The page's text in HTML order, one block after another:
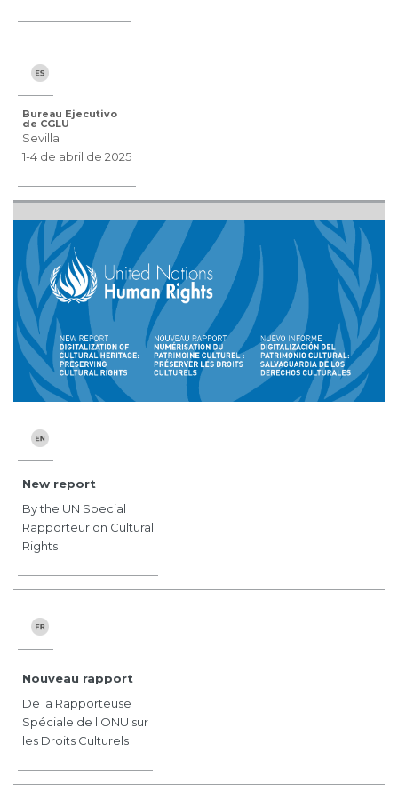
Bureau Ejecutivo
de CGLU
Sevilla
1-4 de abril de 2025
New report
By the UN Special
Rapporteur on Cultural
Rights
Nouveau rapport
De la Rapporteuse
Spéciale de l'ONU sur
les Droits Culturels